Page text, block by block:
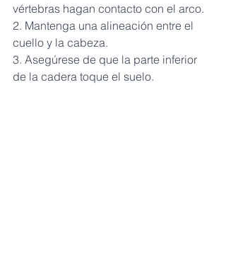
vértebras hagan contacto con el arco.
2. Mantenga una alineación entre el
cuello y la cabeza.
3. Asegúrese de que la parte inferior
de la cadera toque el suelo.